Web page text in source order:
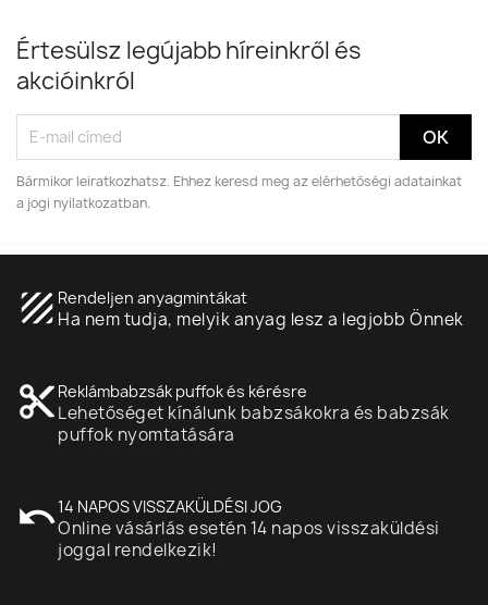
Értesülsz legújabb híreinkről és
akcióinkról
Bármikor leiratkozhatsz. Ehhez keresd meg az elérhetőségi adatainkat
a jogi nyilatkozatban.
texture Rendeljen anyagmintákat
Ha nem tudja, melyik anyag lesz a legjobb Önnek
content_cut Reklámbabzsák puffok és kérésre
Lehetőséget kínálunk babzsákokra és babzsák
puffok nyomtatására
undo14 NAPOS VISSZAKÜLDÉSI JOG
Online vásárlás esetén 14 napos visszaküldési
joggal rendelkezik!